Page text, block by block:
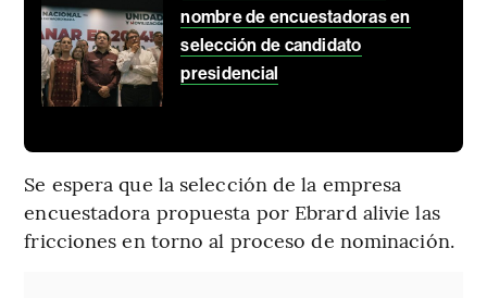
nombre de encuestadoras en
selección de candidato
presidencial
Se espera que la selección de la empresa
encuestadora propuesta por Ebrard alivie las
fricciones en torno al proceso de nominación.